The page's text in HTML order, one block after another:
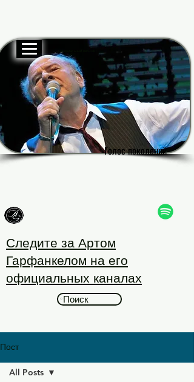
Голос поколений
Голос поколений
Официальный веб-сайт
Поиск
Следите за Артом
Гарфанкелом на его
официальных каналах
Пост
All Posts